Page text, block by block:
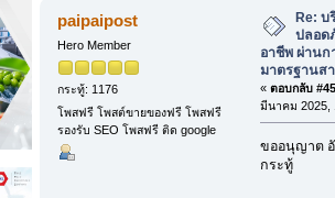
paipaipost
Hero Member
กระทู้: 1176
โพสฟรี โพสต์ขายของฟรี โพสฟรี
รองรับ SEO โพสฟรี ติด google
Re: บ
ปลอด
อาชีพ ผ่านก
มาตรฐานส
« ตอบกลับ
มีนาคม 2025,
ขออนุญาต อั
กระทู้